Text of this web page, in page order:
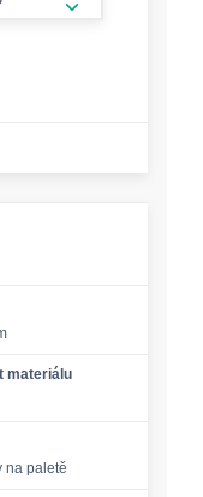
form.increase-
materiálu
na paletě